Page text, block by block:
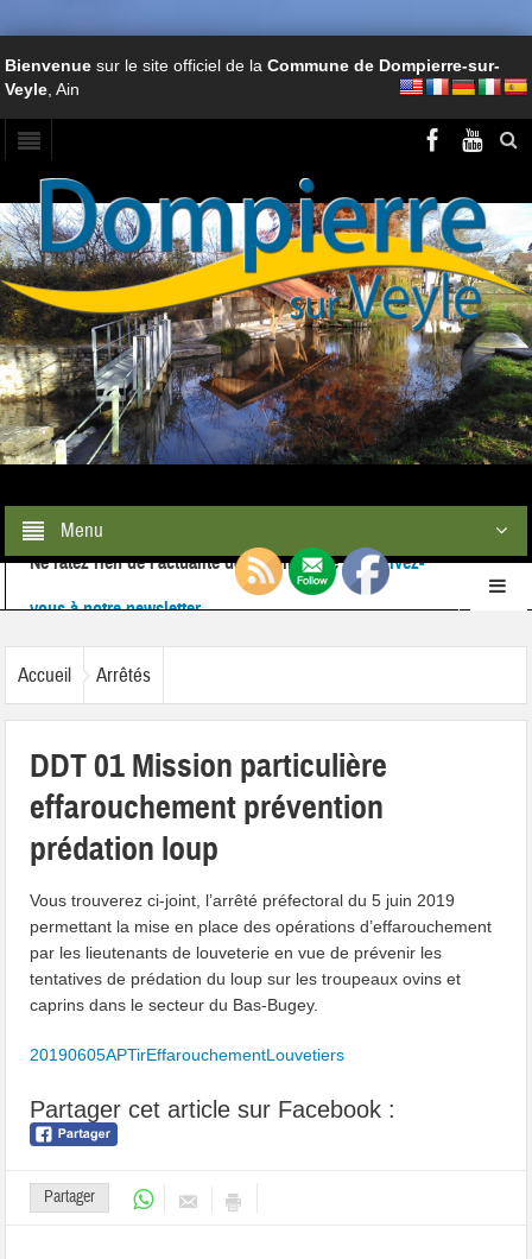
Bienvenuesur le site officiel de laCommune de Dompierre-sur-
Veyle , Ain
Menu
Ne ratez rien de l'actualité de la commune :inscrivez-
vous à notre newsletter
Retrouvez-nous également surFacebook
Accueil
Arrêtés
DDT 01 Mission particulière
effarouchement prévention
prédation loup
Vous trouverez ci-joint, l’arrêté préfectoral du 5 juin 2019
permettant la mise en place des opérations d’effarouchement
par les lieutenants de louveterie en vue de prévenir les
tentatives de prédation du loup sur les troupeaux ovins et
caprins dans le secteur du Bas-Bugey.
20190605APTirEffarouchementLouvetiers
Partager cet article sur Facebook :
Partager